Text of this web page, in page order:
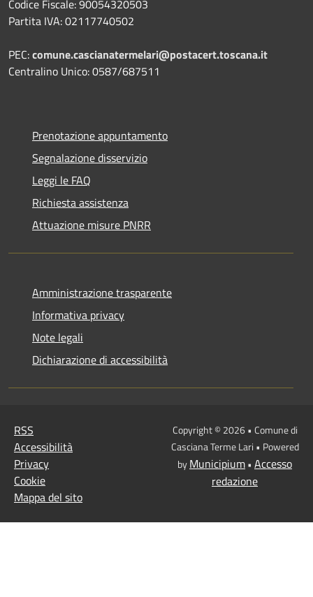
Codice Fiscale: 90054320503
Partita IVA: 02117740502
PEC:comune.cascianatermelari@postacert.toscana.it
Centralino Unico: 0587/687511
Prenotazione appuntamento
Segnalazione disservizio
Leggi le FAQ
Richiesta assistenza
Attuazione misure PNRR
Amministrazione trasparente
Informativa privacy
Note legali
Dichiarazione di accessibilità
RSS
Accessibilità
Privacy
Cookie
Mappa del sito
Copyright © 2026 • Comune di
Casciana Terme Lari • Powered
byMunicipium• Accesso
redazione